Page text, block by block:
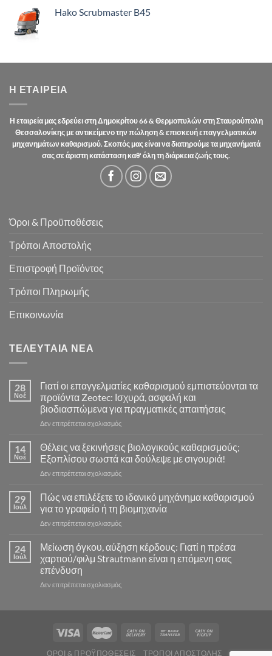
through
Hako Scrubmaster B45
Η ΕΤΑΙΡΕΊΑ
Η εταιρεία μας εδρεύει στη Δημοκρίτου 66 & Θερμοπυλών στη Σταυρούπολη
Θεσσαλονίκης με αντικείμενο την πώληση & επισκευή επαγγελματικών
μηχανημάτων καθαρισμού. Σκοπός μας είναι να διατηρούμε τα μηχανήματά
σας σε άριστη κατάσταση καθ' όλη τη διάρκεια ζωής τους.
Όροι & Προϋποθέσεις
Τρόποι Αποστολής
Επιστροφή Προϊόντος
Τρόποι Πληρωμής
Επικοινωνία
ΤΕΛΕΥΤΑΊΑ ΝΈΑ
28
Νοέ
Γιατί οι επαγγελματίες καθαρισμού εμπιστεύονται τα
προϊόντα Zeotec: Ισχυρά, ασφαλή και
βιοδιασπώμενα για πραγματικές απαιτήσεις
Δεν επιτρέπεται σχολιασμόςστο
επαγγελματίες
καθαρισμού
εμπιστεύονται
προϊόντα
Zeotec:
Ισχυρά,
ασφαλή
βιοδιασπώμενα
για
14
Νοέ
Θέλεις να ξεκινήσεις βιολογικούς καθαρισμούς;
Εξοπλίσου σωστά και δούλεψε με σιγουριά!
Δεν επιτρέπεται σχολιασμόςστο
ξεκινήσεις
βιολογικούς
καθαρισμούς;
σωστά
και
σιγουριά!
29
Ιούλ
Πώς να επιλέξετε το ιδανικό μηχάνημα καθαρισμού
για το γραφείο ή τη βιομηχανία
Δεν επιτρέπεται σχολιασμόςστο
επιλέξετε
το
μηχάνημα
24
Ιούλ
Μείωση όγκου, αύξηση κέρδους: Γιατί η πρέσα
χαρτιού/φιλμ Strautmann είναι η επόμενη σας
επένδυση
Δεν επιτρέπεται σχολιασμόςστο
Γιατί
ΌΡΟΙ & ΠΡΟΫΠΟΘΈΣΕΙΣ ΤΡΌΠΟΙ ΑΠΟΣΤΟΛΉΣ